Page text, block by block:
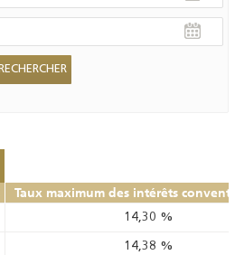
Taux maximum des intérêts
14,30 %
14,38 %